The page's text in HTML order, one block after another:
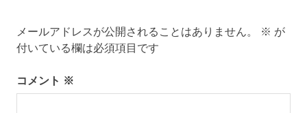
ー
シ
ョ
メールアドレスが公開されることはありません。 ※ が
付いている欄は必須項目です
コメント ※